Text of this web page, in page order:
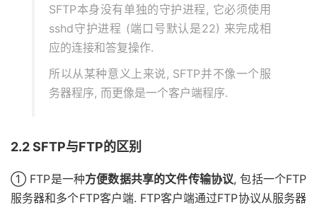
SFTP本身没有单独的守护进程, 它必须使用
sshd守护进程 (端口号默认是22) 来完成相
应的连接和答复操作.
所以从某种意义上来说, SFTP并不像一个服
务器程序, 而更像是一个客户端程序.
2.2 SFTP与FTP的区别
① FTP是一种方便数据共享的文件传输协议, 包括一个FTP
服务器和多个FTP客户端. FTP客户端通过FTP协议从服务器